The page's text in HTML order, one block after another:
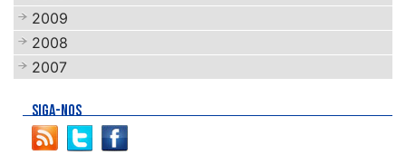
2009
2008
2007
SIGA-NOS